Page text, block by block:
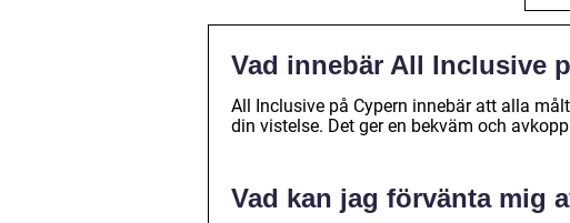
Vad innebär All Inclusive
All Inclusive på Cypern innebär att alla
din vistelse. Det ger en bekväm och
Vad kan jag förvänta mig